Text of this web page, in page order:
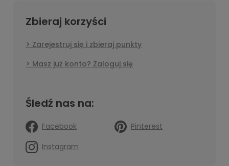
Zbieraj korzyści
Zarejestruj się i zbieraj punkty
Masz już konto? Zaloguj się
Śledź nas na:
Facebook
Pinterest
Instagram